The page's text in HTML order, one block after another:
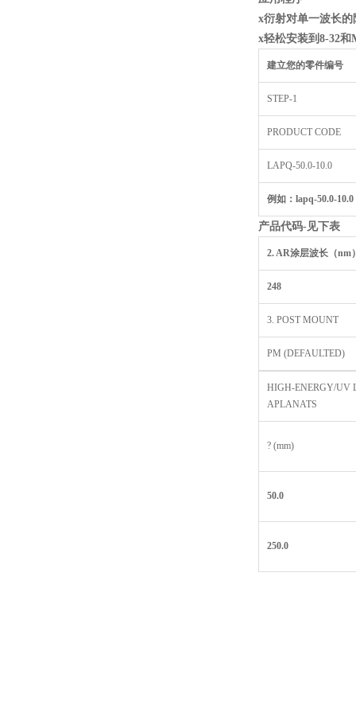
x衍射对单一波长的
x轻松安装到8-32和
建立您的零件编号
STEP-1
PRODUCT CODE
LAPQ-50.0-10.0
例如：lapq-50.0-
产品代码-见下表
2. AR涂层波长（nm
248
3. POST MOUNT
PM (DEFAULTED)
HIGH-ENERGY/UV
APLANATS
? (mm)
50.0
250.0